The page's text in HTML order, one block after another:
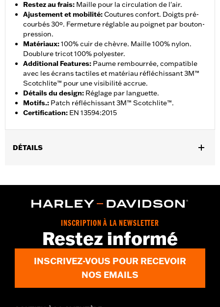
Restez au frais: Maille pour la circulation de l'air.
Ajustement et mobilité:Coutures confort. Doigts pré-
courbés 30º. Fermeture réglable au poignet par bouton-
pression.
Matériaux:100% cuir de chèvre. Maille 100% nylon.
Doublure tricot 100% polyester.
Additional Features: Paume rembourrée, compatible
avec les écrans tactiles et matériau réfléchissant 3M™
Scotchlite™ pour une visibilité accrue.
Détails du design: Réglage par languette.
Motifs.: Patch réfléchissant 3M™ Scotchlite™.
Certification: EN 13594:2015
DÉTAILS
Caractéristiques fonctionnelles:Compatible avec les écrans
confortables
Garantie limitée de 2 ans - Rendez-vous sur
d.com/warranty
pour plus de détails
Importé
INSCRIPTION À LA NEWSLETTER
Restez informé
INSCRIVEZ-VOUS POUR RECEVOIR
NOS EMAILS